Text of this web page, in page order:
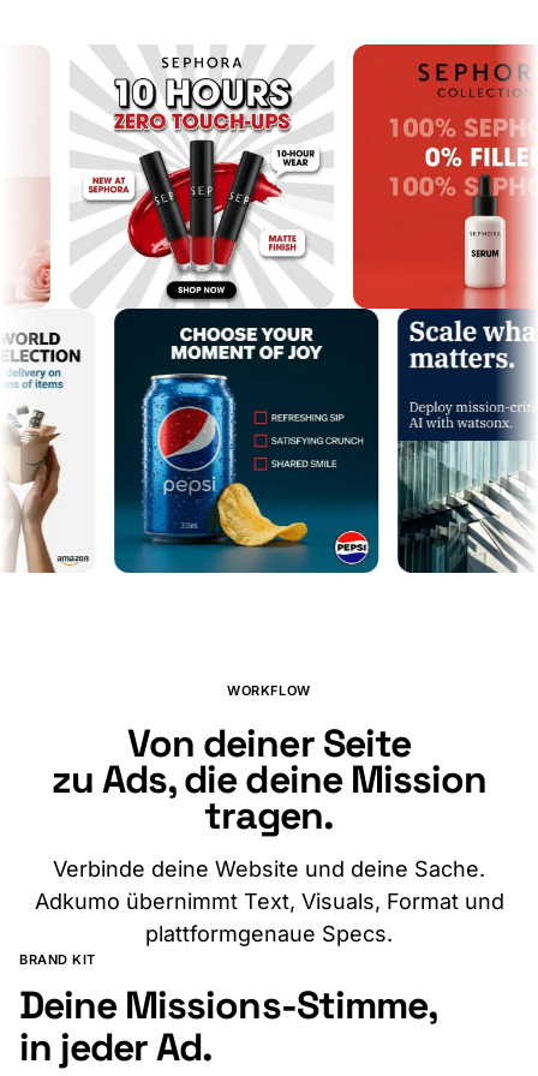
WORKFLOW
Von deiner Seite
zu Ads, die deine Mission
tragen.
Verbinde deine Website und deine Sache.
Adkumo übernimmt Text, Visuals, Format und
plattformgenaue Specs.
BRAND KIT
Deine Missions-Stimme,
in jeder Ad.